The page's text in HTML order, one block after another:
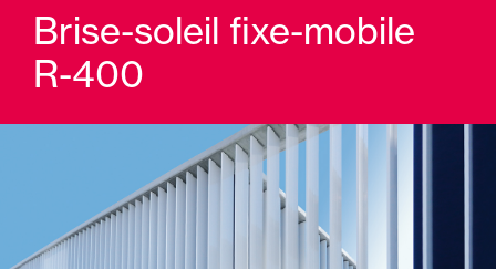
Brise-soleil fixe-mobile
R-400